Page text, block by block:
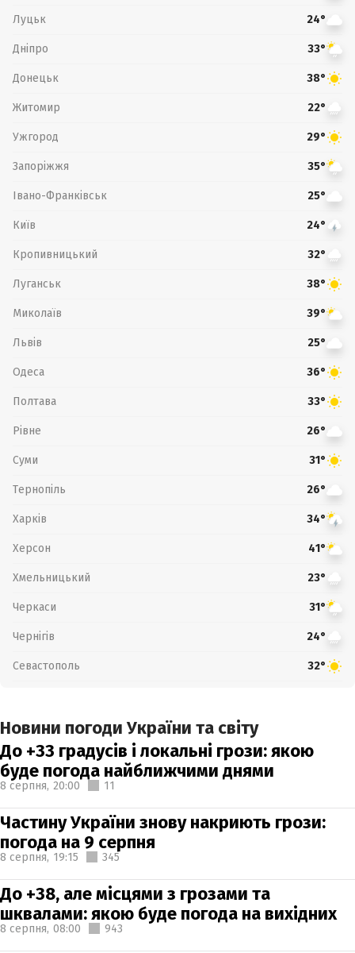
Луцьк 24°
Дніпро 33°
Донецьк 38°
Житомир 22°
Ужгород 29°
Запоріжжя 35°
Івано-Франківськ 25°
Київ 24°
Кропивницький 32°
Луганськ 38°
Миколаїв 39°
Львів 25°
Одеса 36°
Полтава 33°
Рівне 26°
Суми 31°
Тернопіль 26°
Харків 34°
Херсон 41°
Хмельницький 23°
Черкаси 31°
Чернігів 24°
Севастополь 32°
Новини погоди України та світу
До +33 градусів і локальні грози: якою
буде погода найближчими днями
8 серпня, 20:00 11
Частину України знову накриють грози:
погода на 9 серпня
8 серпня, 19:15 345
До +38, але місцями з грозами та
шквалами: якою буде погода на вихідних
8 серпня, 08:00 943